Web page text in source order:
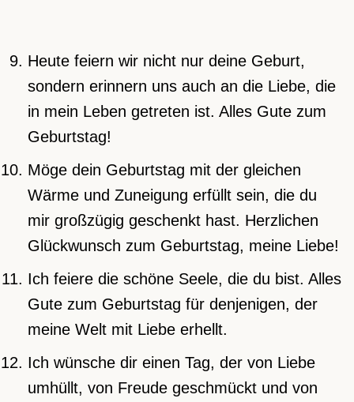
Heute feiern wir nicht nur deine Geburt,
sondern erinnern uns auch an die Liebe, die
in mein Leben getreten ist. Alles Gute zum
Geburtstag!
Möge dein Geburtstag mit der gleichen
Wärme und Zuneigung erfüllt sein, die du
mir großzügig geschenkt hast. Herzlichen
Glückwunsch zum Geburtstag, meine Liebe!
Ich feiere die schöne Seele, die du bist. Alles
Gute zum Geburtstag für denjenigen, der
meine Welt mit Liebe erhellt.
Ich wünsche dir einen Tag, der von Liebe
umhüllt, von Freude geschmückt und von